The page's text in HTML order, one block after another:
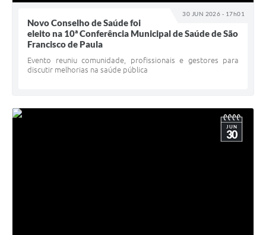
30 JUN 2026 - 17h01
Novo Conselho de Saúde foi
eleito na 10ª Conferência Municipal de Saúde de São
Francisco de Paula
Evento reuniu comunidade, profissionais e gestores para
discutir melhorias na saúde pública
JUN
30